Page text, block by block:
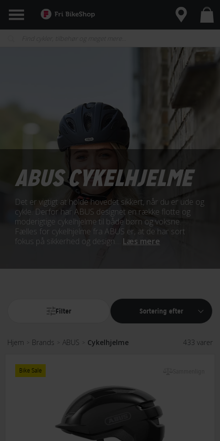
ABUS CYKELHJELME
Det er vigtigt at holde hovedet sikkert, når du er ude og
cykle. Derfor har ABUS designet en række flotte og
moderigtige cykelhjelme til både børn og voksne.
Fælles for cykelhjelme fra ABUS er, at de har sort
fokus på sikkerhed og design.... Læs mere
Filter Sortering efter
Hjem > Brands > ABUS > Cykelhjelme 433 varer
Bike Sale